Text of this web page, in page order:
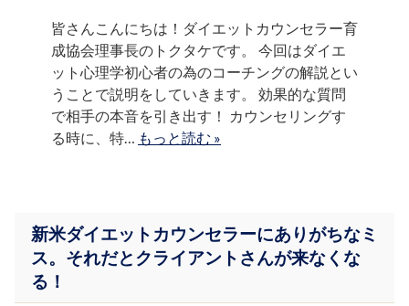
皆さんこんにちは！ダイエットカウンセラー育
成協会理事長のトクタケです。 今回はダイエ
ット心理学初心者の為のコーチングの解説とい
うことで説明をしていきます。 効果的な質問
で相手の本音を引き出す！ カウンセリングす
る時に、特… もっと読む »
新米ダイエットカウンセラーにありがちなミ
ス。それだとクライアントさんが来なくな
る！